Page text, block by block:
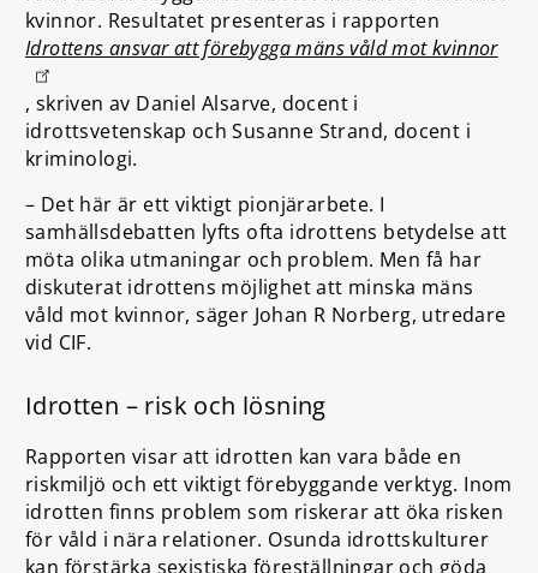
kvinnor. Resultatet presenteras i rapporten
Idrottens ansvar att förebygga mäns våld mot kvinnor
, skriven av Daniel Alsarve, docent i
idrottsvetenskap och Susanne Strand, docent i
kriminologi.
– Det här är ett viktigt pionjärarbete. I
samhällsdebatten lyfts ofta idrottens betydelse att
möta olika utmaningar och problem. Men få har
diskuterat idrottens möjlighet att minska mäns
våld mot kvinnor, säger Johan R Norberg, utredare
vid CIF.
Idrotten – risk och lösning
Rapporten visar att idrotten kan vara både en
riskmiljö och ett viktigt förebyggande verktyg. Inom
idrotten finns problem som riskerar att öka risken
för våld i nära relationer. Osunda idrottskulturer
kan förstärka sexistiska föreställningar och göda